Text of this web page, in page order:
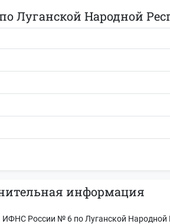
Луганской Народной
информация
России № 6 по Луганской Народной